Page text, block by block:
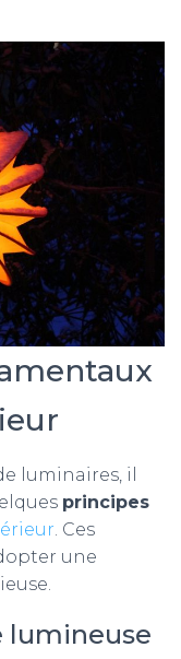
luminaires, il
principes
. Ces
une
lumineuse